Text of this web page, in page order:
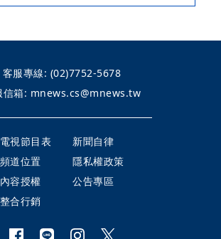
客服專線: (02)7752-5678
信箱: mnews.cs@mnews.tw
電視節目表
新聞自律
頻道位置
隱私權政策
內容授權
公告專區
整合行銷